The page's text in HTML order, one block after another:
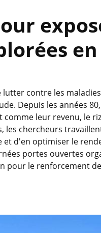
contre les
Depuis les années
leur revenu, le
chercheurs
d'en optimiser le
portes ouvertes
le renforcement